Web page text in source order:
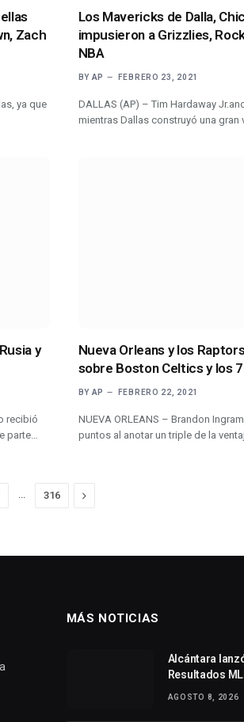
Zach
ya que
Los Mavericks de Dalla,
impusieron a Grizzlies,
NBA
BY AP FEBRERO 23, 2021
DALLAS (AP) – Tim Hardaway
mientras Dallas construyó una gran
y
recibió
parte…
Nueva Orleans y los
sobre Boston Celtics y los
BY AP FEBRERO 22, 2021
NUEVA ORLEANS – Brandon
puntos al anotar un triple de la
… 316 Next
MÁS NOTICIAS
Alcántara
Resultados
AGOSTO 8, 2026